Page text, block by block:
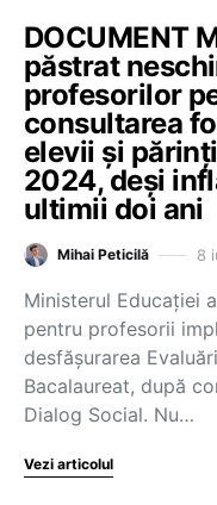
DOCUMENT
păstrat
profesorilor
consultarea
elevii și
2024, deși
ultimii doi ani
Mihai Peticilă 8
Ministerul Educației
pentru profesorii
desfășurarea
Bacalaureat, după
Dialog Social. Nu…
Vezi articolul